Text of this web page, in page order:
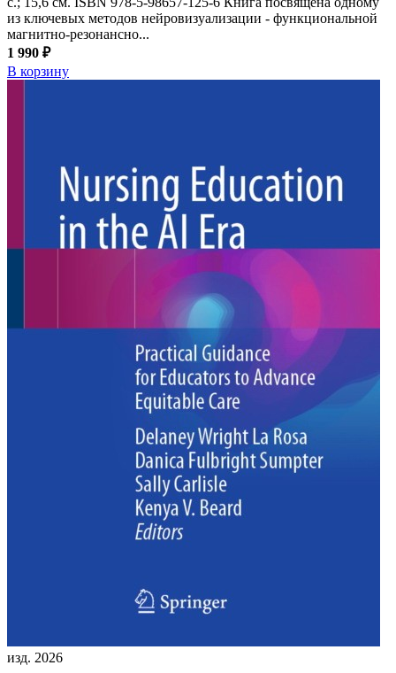
из ключевых методов нейровизуализации - функциональной
магнитно-резонансно...
1 990 ₽
В корзину
изд. 2026